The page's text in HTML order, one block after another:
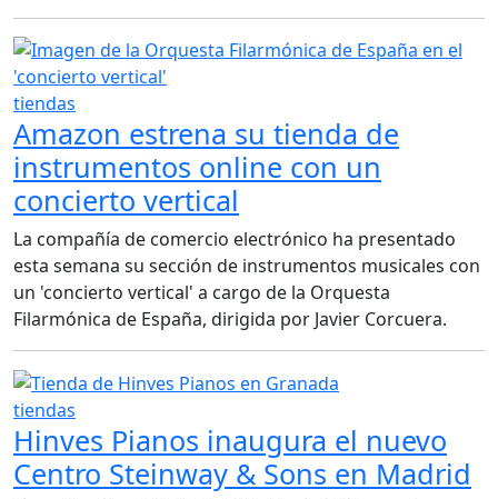
tiendas
Amazon estrena su tienda de
instrumentos online con un
concierto vertical
La compañía de comercio electrónico ha presentado
esta semana su sección de instrumentos musicales con
un 'concierto vertical' a cargo de la Orquesta
Filarmónica de España, dirigida por Javier Corcuera.
tiendas
Hinves Pianos inaugura el nuevo
Centro Steinway & Sons en Madrid